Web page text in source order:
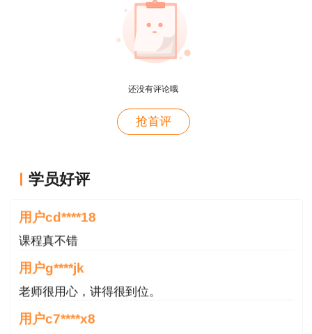
成绩查询网站：中国人事考试网
1.进入中国人事考试网，点击左侧“成绩查询”
3.选择“一级建造师”点击查询，进行查分
一级建造师各科目合格标准为试卷满分的
《建设工程经济》 60分
《建设工程法规及相关知识》 78分
《建设工程项目管理》 78分
还没有评论哦
抢首评
学员好评
用户cd****18
用户g****jk
老师很用心，讲得很到位。
用户c7****x8
可以的
用户zj****27